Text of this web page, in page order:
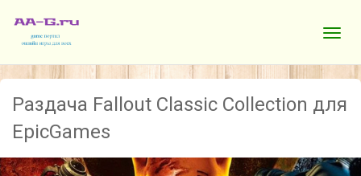
Раздача Fallout Classic Collection для
EpicGames